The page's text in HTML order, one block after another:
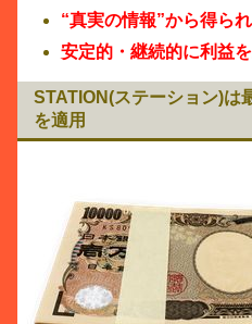
“真実の情報”から得ら
安定的・継続的に利益
STATION(ステーション)は
を適用